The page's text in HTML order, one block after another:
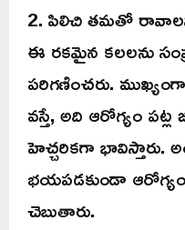
2. పిలిచి తమతో
ఈ రకమైన కలలను
పరిగణించరు.
వస్తే, అది ఆరోగ్యం
హెచ్చరికగా భావిస్తారు.
భయపడకుండా ఆరోగ్యంపై
చెబుతారు.